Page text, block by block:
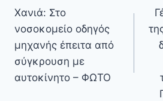
άρθρων
Χανιά: Στο
νοσοκομείο οδηγός
μηχανής έπειτα από
σύγκρουση με
αυτοκίνητο – ΦΩΤΟ